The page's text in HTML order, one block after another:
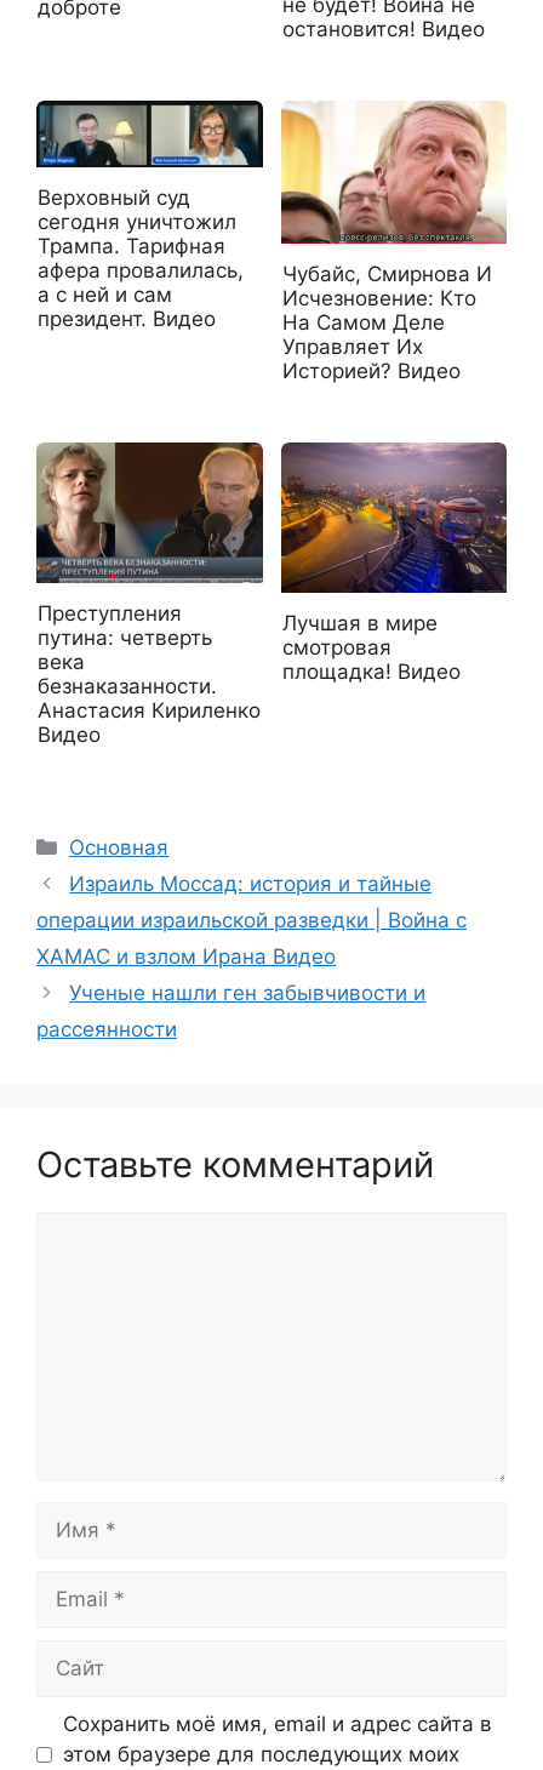
доброте
не будет! Война не
остановится! Видео
Верховный суд
сегодня уничтожил
Трампа. Тарифная
афера провалилась,
а с ней и сам
президент. Видео
Чубайс, Смирнова И
Исчезновение: Кто
На Самом Деле
Управляет Их
Историей? Видео
Преступления
путина: четверть
века
безнаказанности.
Анастасия Кириленко
Видео
Лучшая в мире
смотровая
площадка! Видео
Рубрики
Основная
Израиль Моссад: история и тайные
операции израильской разведки | Война с
ХАМАС и взлом Ирана Видео
Ученые нашли ген забывчивости и
рассеянности
Оставьте комментарий
Сохранить моё имя, email и адрес сайта в
этом браузере для последующих моих